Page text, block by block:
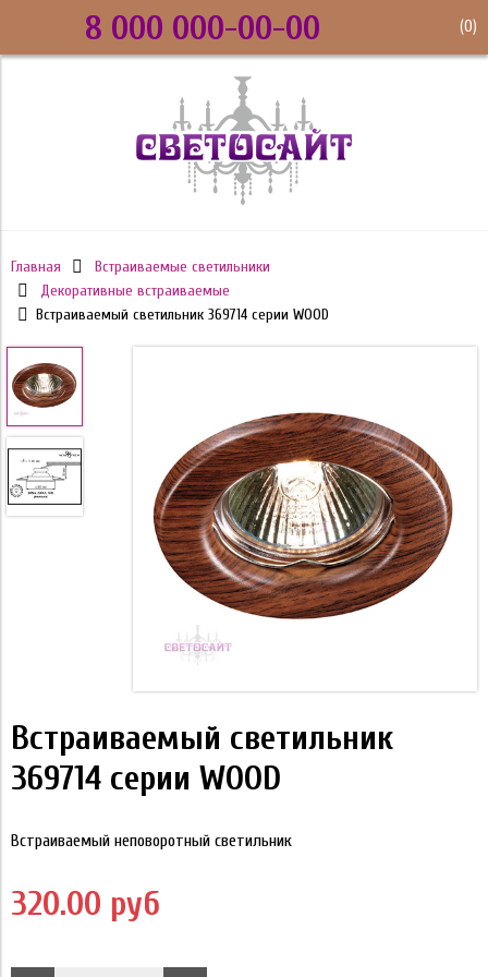
8 000 000-00-00 (0)
Главная
Встраиваемые светильники
Декоративные встраиваемые
Встраиваемый светильник 369714 серии WOOD
Встраиваемый светильник
369714 серии WOOD
Встраиваемый неповоротный светильник
320.00 руб